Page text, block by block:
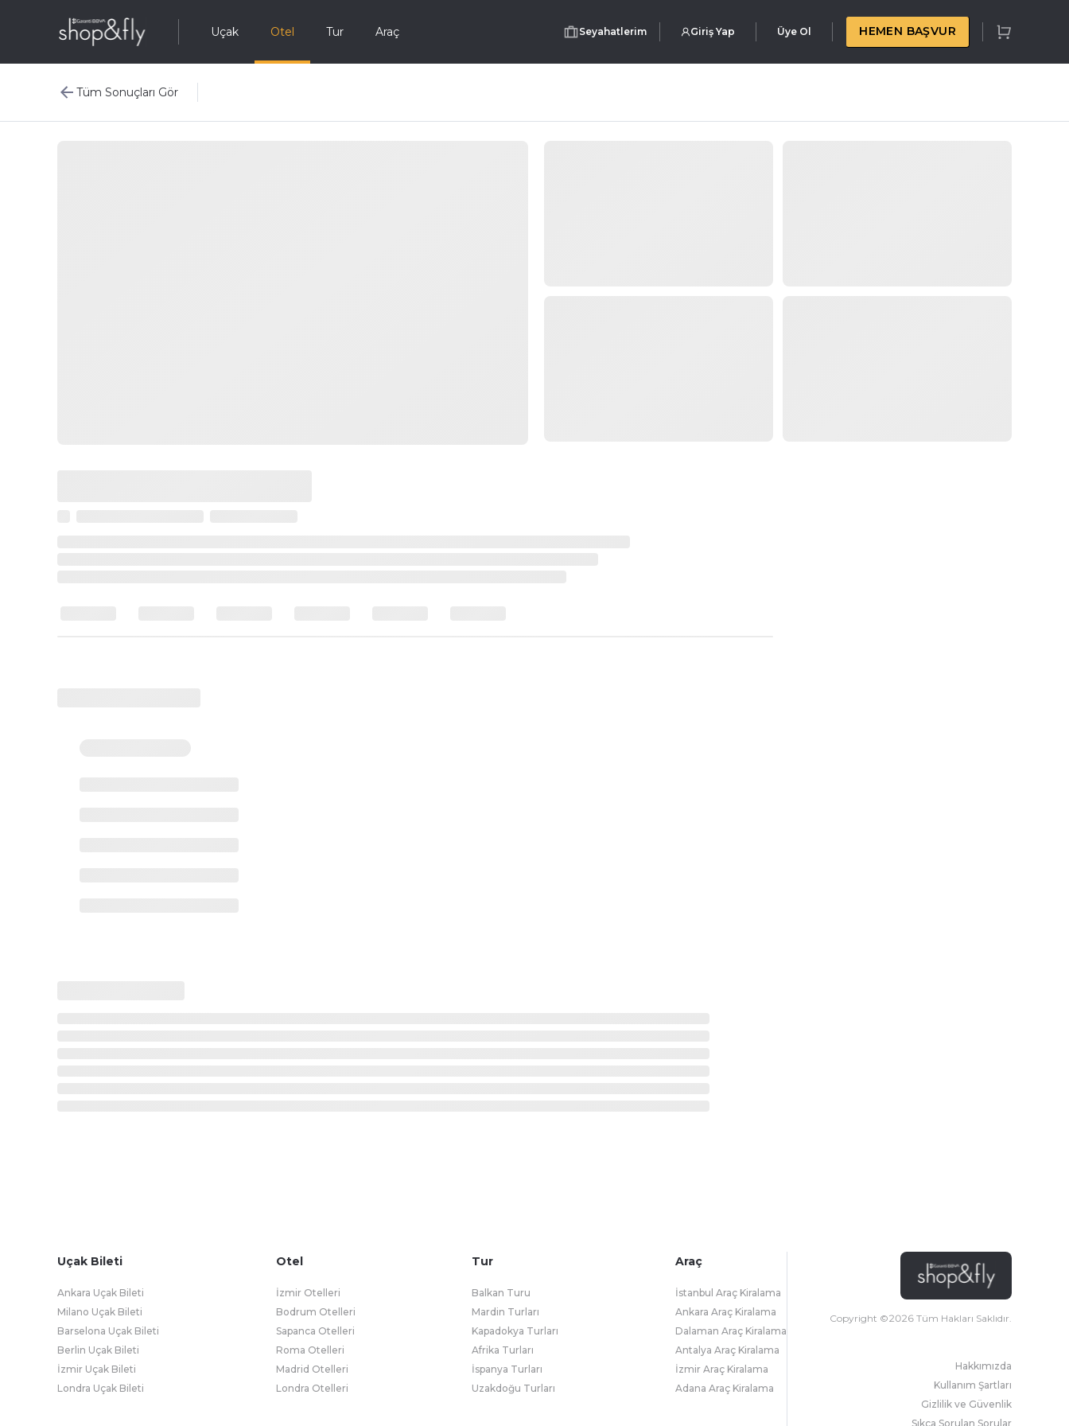
Uçak Otel Tur Araç Seyahatlerim Giriş Yap Üye Ol HEMEN BAŞVUR
Tüm Sonuçları Gör
Uçak Bileti
Ankara Uçak Bileti
Milano Uçak Bileti
Barselona Uçak Bileti
Berlin Uçak Bileti
İzmir Uçak Bileti
Londra Uçak Bileti
Otel
İzmir Otelleri
Bodrum Otelleri
Sapanca Otelleri
Roma Otelleri
Madrid Otelleri
Londra Otelleri
Tur
Balkan Turu
Mardin Turları
Kapadokya Turları
Afrika Turları
İspanya Turları
Uzakdoğu Turları
Araç
İstanbul Araç Kiralama
Ankara Araç Kiralama
Dalaman Araç Kiralama
Antalya Araç Kiralama
İzmir Araç Kiralama
Adana Araç Kiralama
Copyright ©2026 Tüm Hakları Saklıdır.
Hakkımızda
Kullanım Şartları
Gizlilik ve Güvenlik
Sıkça Sorulan Sorular